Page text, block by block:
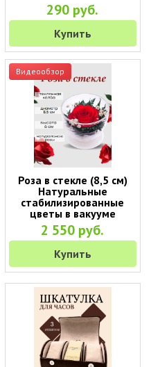
290 руб.
Купить
Видеообзор
Роза в стекле (8,5 см)
Натуральные
стабилизированные
цветы в вакууме
2 550 руб.
Купить